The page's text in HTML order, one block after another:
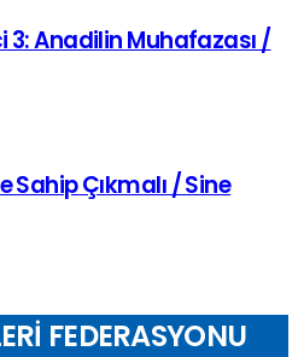
3: Anadilin Muhafazası /
Sahip Çıkmalı / Sine
FEDERASYONU